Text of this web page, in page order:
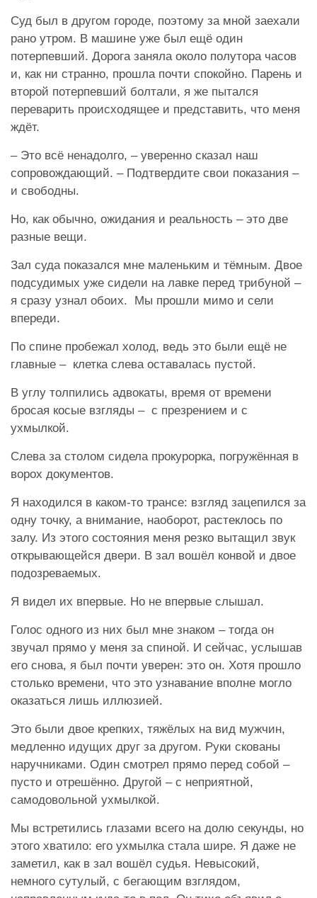
Суд был в другом городе, поэтому за мной заехали
рано утром. В машине уже был ещё один
потерпевший. Дорога заняла около полутора часов
и, как ни странно, прошла почти спокойно. Парень и
второй потерпевший болтали, я же пытался
переварить происходящее и представить, что меня
ждёт.
– Это всё ненадолго, – уверенно сказал наш
сопровождающий. – Подтвердите свои показания –
и свободны.
Но, как обычно, ожидания и реальность – это две
разные вещи.
Зал суда показался мне маленьким и тёмным. Двое
подсудимых уже сидели на лавке перед трибуной –
я сразу узнал обоих. Мы прошли мимо и сели
впереди.
По спине пробежал холод, ведь это были ещё не
главные – клетка слева оставалась пустой.
В углу толпились адвокаты, время от времени
бросая косые взгляды – с презрением и с
ухмылкой.
Слева за столом сидела прокурорка, погружённая в
ворох документов.
Я находился в каком-то трансе: взгляд зацепился за
одну точку, а внимание, наоборот, растеклось по
залу. Из этого состояния меня резко вытащил звук
открывающейся двери. В зал вошёл конвой и двое
подозреваемых.
Я видел их впервые. Но не впервые слышал.
Голос одного из них был мне знаком – тогда он
звучал прямо у меня за спиной. И сейчас, услышав
его снова, я был почти уверен: это он. Хотя прошло
столько времени, что это узнавание вполне могло
оказаться лишь иллюзией.
Это были двое крепких, тяжёлых на вид мужчин,
медленно идущих друг за другом. Руки скованы
наручниками. Один смотрел прямо перед собой –
пусто и отрешённо. Другой – с неприятной,
самодовольной ухмылкой.
Мы встретились глазами всего на долю секунды, но
этого хватило: его ухмылка стала шире. Я даже не
заметил, как в зал вошёл судья. Невысокий,
немного сутулый, с бегающим взглядом,